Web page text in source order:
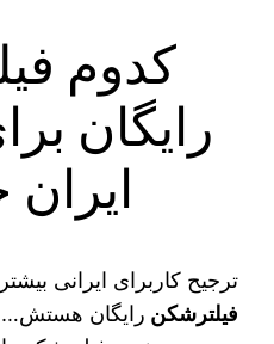
کدوم
رایگان
ترجیح کاربرای ایرانی
فیلترشکن رایگان